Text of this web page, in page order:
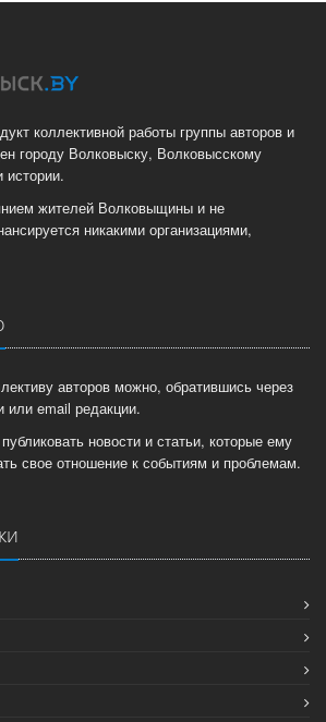
коллективной работы группы авторов и
городу Волковыску, Волковысскому
истории.
жителей Волковыщины и не
никакими организациями,
авторов можно, обратившись через
или email редакции.
новости и статьи, которые ему
свое отношение к событиям и проблемам.